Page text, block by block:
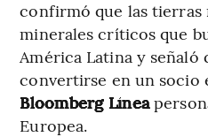
confirmó que las
minerales críticos que
América Latina y señaló
convertirse en un socio
Bloomberg Línea
Europea.